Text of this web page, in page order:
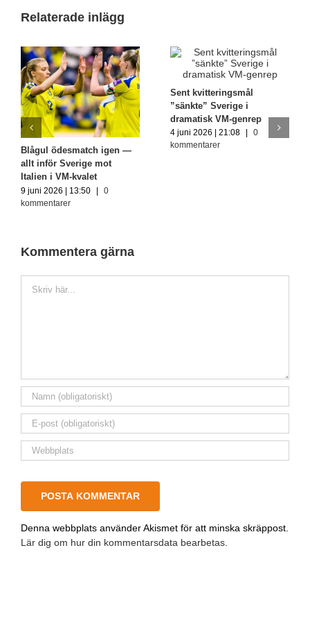
Relaterade inlägg
Blågul ödesmatch igen —
allt inför Sverige mot
Italien i VM-kvalet
9 juni 2026 | 13:50
0
kommentarer
Sent kvitteringsmål
”sänkte” Sverige i
dramatisk VM-genrep
4 juni 2026 | 21:08
0
kommentarer
Kommentera gärna
Denna webbplats använder Akismet för att minska skräppost.
Lär dig om hur din kommentarsdata bearbetas